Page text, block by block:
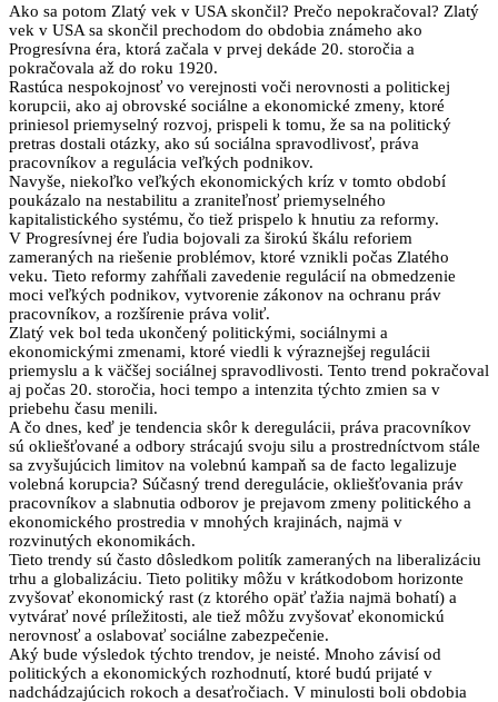
Ako sa potom Zlatý vek v USA skončil? Prečo nepokračoval? Zlatý
vek v USA sa skončil prechodom do obdobia známeho ako
Progresívna éra, ktorá začala v prvej dekáde 20. storočia a
pokračovala až do roku 1920.
Rastúca nespokojnosť vo verejnosti voči nerovnosti a politickej
korupcii, ako aj obrovské sociálne a ekonomické zmeny, ktoré
priniesol priemyselný rozvoj, prispeli k tomu, že sa na politický
pretras dostali otázky, ako sú sociálna spravodlivosť, práva
pracovníkov a regulácia veľkých podnikov.
Navyše, niekoľko veľkých ekonomických kríz v tomto období
poukázalo na nestabilitu a zraniteľnosť priemyselného
kapitalistického systému, čo tiež prispelo k hnutiu za reformy.
V Progresívnej ére ľudia bojovali za širokú škálu reforiem
zameraných na riešenie problémov, ktoré vznikli počas Zlatého
veku. Tieto reformy zahŕňali zavedenie regulácií na obmedzenie
moci veľkých podnikov, vytvorenie zákonov na ochranu práv
pracovníkov, a rozšírenie práva voliť.
Zlatý vek bol teda ukončený politickými, sociálnymi a
ekonomickými zmenami, ktoré viedli k výraznejšej regulácii
priemyslu a k väčšej sociálnej spravodlivosti. Tento trend pokračoval
aj počas 20. storočia, hoci tempo a intenzita týchto zmien sa v
priebehu času menili.
A čo dnes, keď je tendencia skôr k deregulácii, práva pracovníkov
sú okliešťované a odbory strácajú svoju silu a prostredníctvom stále
sa zvyšujúcich limitov na volebnú kampaň sa de facto legalizuje
volebná korupcia? Súčasný trend deregulácie, okliešťovania práv
pracovníkov a slabnutia odborov je prejavom zmeny politického a
ekonomického prostredia v mnohých krajinách, najmä v
rozvinutých ekonomikách.
Tieto trendy sú často dôsledkom politík zameraných na liberalizáciu
trhu a globalizáciu. Tieto politiky môžu v krátkodobom horizonte
zvyšovať ekonomický rast (z ktorého opäť ťažia najmä bohatí) a
vytvárať nové príležitosti, ale tiež môžu zvyšovať ekonomickú
nerovnosť a oslabovať sociálne zabezpečenie.
Aký bude výsledok týchto trendov, je neisté. Mnoho závisí od
politických a ekonomických rozhodnutí, ktoré budú prijaté v
nadchádzajúcich rokoch a desaťročiach. V minulosti boli obdobia